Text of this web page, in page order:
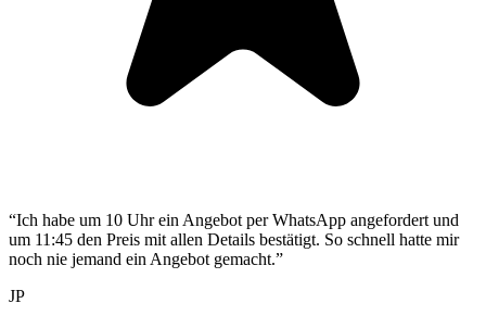
“Ich habe um 10 Uhr ein Angebot per WhatsApp angefordert und
um 11:45 den Preis mit allen Details bestätigt. So schnell hatte mir
noch nie jemand ein Angebot gemacht.”
JP